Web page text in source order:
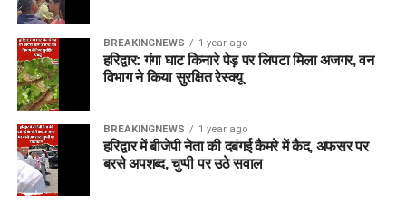
BREAKINGNEWS 1 year ago
हरिद्वार: गंगा घाट किनारे पेड़ पर लिपटा मिला अजगर, वन
विभाग ने किया सुरक्षित रेस्क्यू
BREAKINGNEWS 1 year ago
हरिद्वार में बीजेपी नेता की दबंगई कैमरे में कैद, अफसर पर
बरसे अपशब्द, चुप्पी पर उठे सवाल